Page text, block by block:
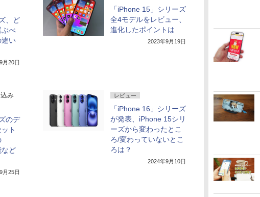
、ど
ぶべ
い
月20日
「iPhone 15」シリーズ
全4モデルをレビュー、
進化したポイントは
2023年9月19日
み
のデ
ト
ど
月25日
レビュー
「iPhone 16」シリーズ
が発表、iPhone 15シリ
ーズから変わったとこ
ろ/変わっていないとこ
ろは？
2024年9月10日